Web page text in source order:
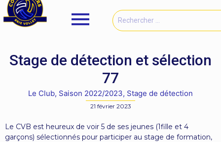
Stage de détection et sélection
77
Le Club, Saison 2022/2023, Stage de détection
21 février 2023
Le CVB est heureux de voir 5 de ses jeunes (1fille et 4
garçons) sélectionnés pour participer au stage de formation,